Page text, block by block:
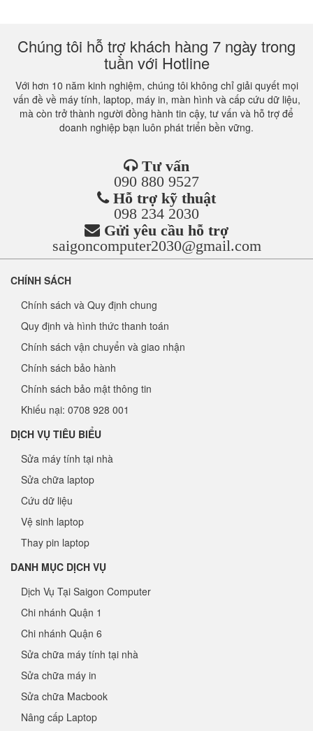
Chúng tôi hỗ trợ khách hàng 7 ngày trong
tuần với Hotline
Với hơn 10 năm kinh nghiệm, chúng tôi không chỉ giải quyết mọi
vấn đề về máy tính, laptop, máy in, màn hình và cấp cứu dữ liệu,
mà còn trở thành người đồng hành tin cậy, tư vấn và hỗ trợ để
doanh nghiệp bạn luôn phát triển bền vững.
Tư vấn
090 880 9527
Hỗ trợ kỹ thuật
098 234 2030
Gửi yêu cầu hỗ trợ
saigoncomputer2030@gmail.com
CHÍNH SÁCH
Chính sách và Quy định chung
Quy định và hình thức thanh toán
Chính sách vận chuyển và giao nhận
Chính sách bảo hành
Chính sách bảo mật thông tin
Khiếu nại: 0708 928 001
DỊCH VỤ TIÊU BIỂU
Sửa máy tính tại nhà
Sửa chữa laptop
Cứu dữ liệu
Vệ sinh laptop
Thay pin laptop
DANH MỤC DỊCH VỤ
Dịch Vụ Tại Saigon Computer
Chi nhánh Quận 1
Chi nhánh Quận 6
Sửa chữa máy tính tại nhà
Sửa chữa máy in
Sửa chữa Macbook
Nâng cấp Laptop